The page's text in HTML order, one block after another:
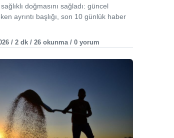
doğmasını sağladı: güncel
ayrıntı başlığı, son 10 günlük haber
/ 2 dk / 26 okunma / 0 yorum